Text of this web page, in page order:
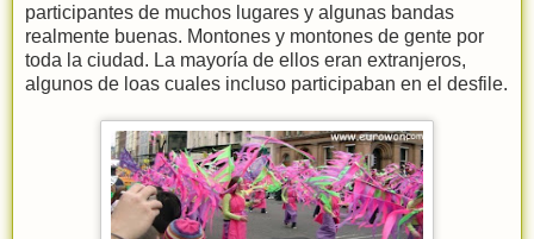
participantes de muchos lugares y algunas bandas
realmente buenas. Montones y montones de gente por
toda la ciudad. La mayoría de ellos eran extranjeros,
algunos de loas cuales incluso participaban en el desfile.